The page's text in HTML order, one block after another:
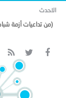
الاحدث